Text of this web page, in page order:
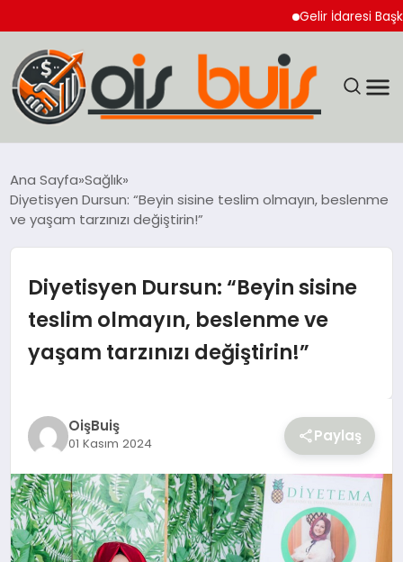
Gelir İdaresi
EKONOMİ
SIYASET
SPOR
Ana Sayfa Sağlık
Diyetisyen Dursun: “Beyin sisine teslim olmayın, beslenme
ve yaşam tarzınızı değiştirin!”
Diyetisyen Dursun: “Beyin sisine
teslim olmayın, beslenme ve
yaşam tarzınızı değiştirin!”
OişBuiş
01 Kasım 2024 Paylaş